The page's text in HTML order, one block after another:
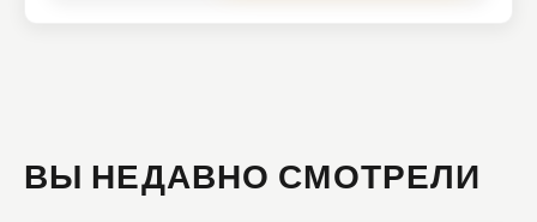
ВЫ НЕДАВНО СМОТРЕЛИ